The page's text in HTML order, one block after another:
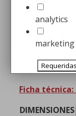
piezas
Desde:7,99€
Mango
Ficha técnica:
DIMENSIONES
analytics
marketing
Requeridas